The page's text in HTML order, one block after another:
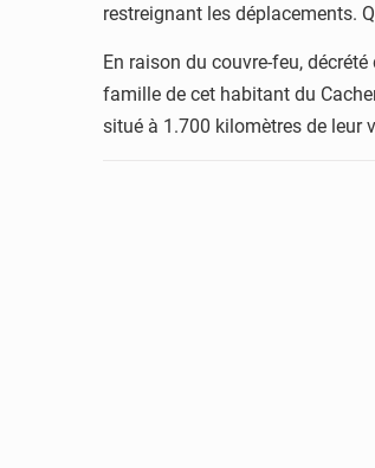
restreignant les déplacements.
En raison du couvre-feu,
famille de cet habitant du
situé à 1.700 kilomètres de leur